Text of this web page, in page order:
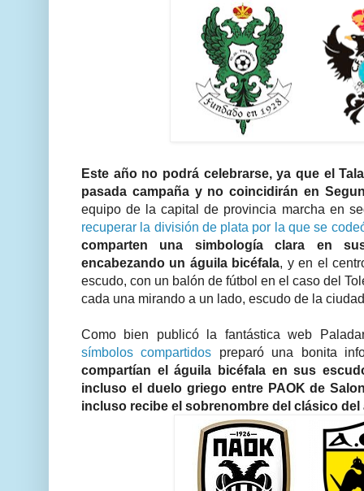
Este año no podrá celebrarse, ya que el
pasada campaña y no coincidirán en
equipo de la capital de provincia marcha en
recuperar la división de plata por la que se
comparten una simbología clara en
encabezando un águila bicéfala, y en el
escudo, con un balón de fútbol en el caso del
cada una mirando a un lado, escudo de la
Como bien publicó la fantástica web
símbolos compartidos preparó una bonita
compartían el águila bicéfala en sus
incluso el duelo griego entre PAOK de
incluso recibe el sobrenombre del clásico